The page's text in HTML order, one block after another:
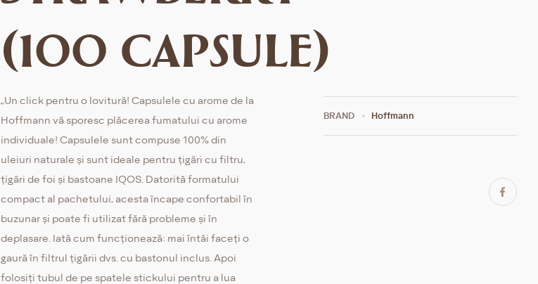
(100 capsule)
„Un click pentru o lovitură! Capsulele cu arome de la
Hoffmann vă sporesc plăcerea fumatului cu arome
individuale! Capsulele sunt compuse 100% din
uleiuri naturale și sunt ideale pentru țigări cu filtru,
țigări de foi și bastoane IQOS. Datorită formatului
compact al pachetului, acesta încape confortabil în
buzunar și poate fi utilizat fără probleme și în
deplasare. Iată cum funcționează: mai întâi faceți o
gaură în filtrul țigării dvs. cu bastonul inclus. Apoi
folosiți tubul de pe spatele stickului pentru a lua
BRAND Hoffmann